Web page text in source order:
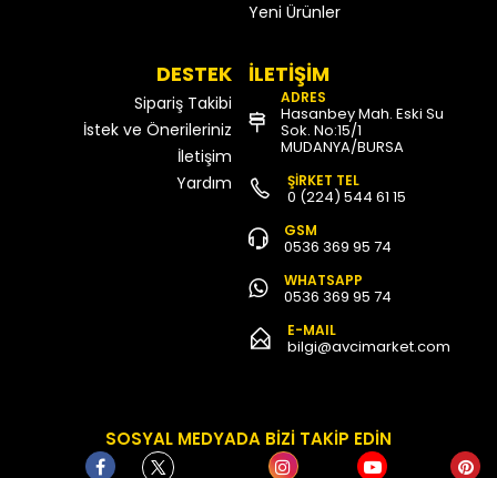
Yeni Ürünler
DESTEK
Sipariş Takibi
İstek ve Önerileriniz
İletişim
Yardım
İLETİŞİM
ADRES
Hasanbey Mah. Eski Su
Sok. No:15/1
MUDANYA/BURSA
ŞİRKET TEL
0 (224) 544 61 15
GSM
0536 369 95 74
WHATSAPP
0536 369 95 74
E-MAIL
bilgi@avcimarket.com
SOSYAL MEDYADA BİZİ TAKİP EDİN